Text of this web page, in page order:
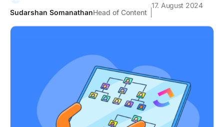
Sudarshan SomanathanHead of Content
17. August 2024